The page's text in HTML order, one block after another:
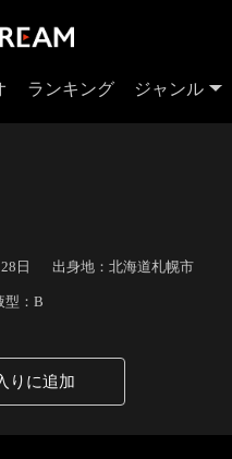
ランキング ジャンル
日 出身地：北海道札幌市
型：B
りに追加